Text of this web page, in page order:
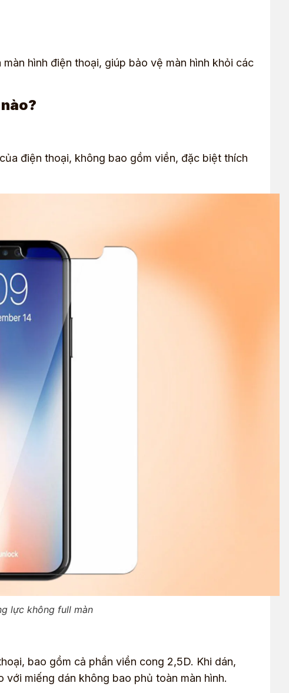
hình điện thoại, giúp bảo vệ màn hình khỏi các
điện thoại, không bao gồm viền, đặc biệt thích
lực không full màn
bao gồm cả phần viền cong 2,5D. Khi dán,
miếng dán không bao phủ toàn màn hình.